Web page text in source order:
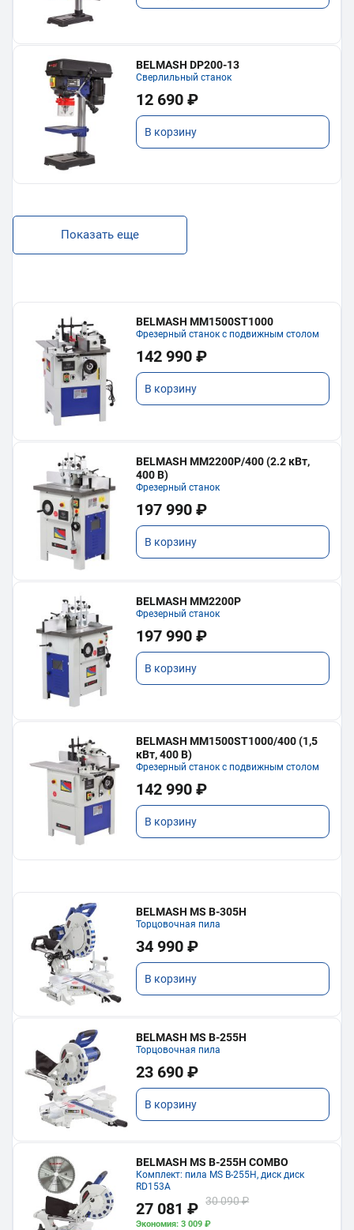
BELMASH DP200-13
Сверлильный станок
12 690 ₽
В корзину
Показать еще
BELMASH MM1500ST1000
Фрезерный станок с подвижным столом
142 990 ₽
В корзину
BELMASH MM2200P/400 (2.2 кВт,
400 В)
Фрезерный станок
197 990 ₽
В корзину
BELMASH MM2200P
Фрезерный станок
197 990 ₽
В корзину
BELMASH MM1500ST1000/400 (1,5
кВт, 400 В)
Фрезерный станок с подвижным столом
142 990 ₽
В корзину
BELMASH MS B-305H
Торцовочная пила
34 990 ₽
В корзину
BELMASH MS B-255H
Торцовочная пила
23 690 ₽
В корзину
BELMASH MS B-255H COMBO
Комплект: пила MS B-255H, диск диск
RD153A
27 081 ₽ 30 090 ₽
Экономия: 3 009 ₽